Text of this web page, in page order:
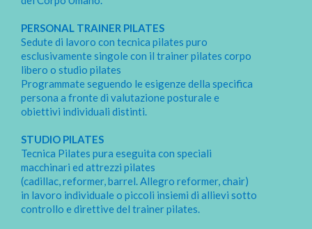
PERSONAL TRAINER PILATES
Sedute di lavoro con tecnica pilates puro
esclusivamente singole con il trainer pilates corpo
libero o studio pilates
Programmate seguendo le esigenze della specifica
persona a fronte di valutazione posturale e
obiettivi individuali distinti.
STUDIO PILATES
Tecnica Pilates pura eseguita con speciali
macchinari ed attrezzi pilates
(cadillac, reformer, barrel. Allegro reformer, chair)
in lavoro individuale o piccoli insiemi di allievi sotto
controllo e direttive del trainer pilates.